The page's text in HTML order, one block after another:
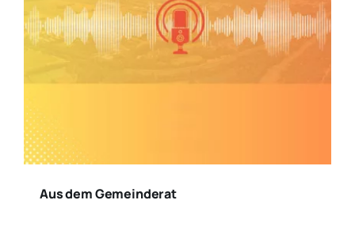
Aus dem Gemeinderat